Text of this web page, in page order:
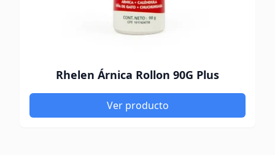
Rhelen Árnica Rollon 90G Plus
Ver producto